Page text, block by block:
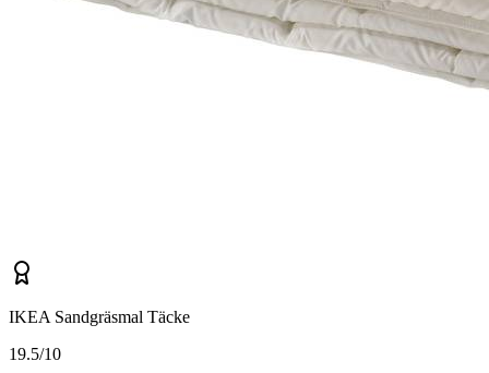
IKEA Sandgräsmal Täcke
19.5/10